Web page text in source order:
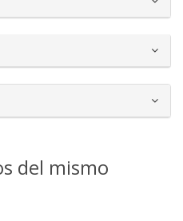
del mismo